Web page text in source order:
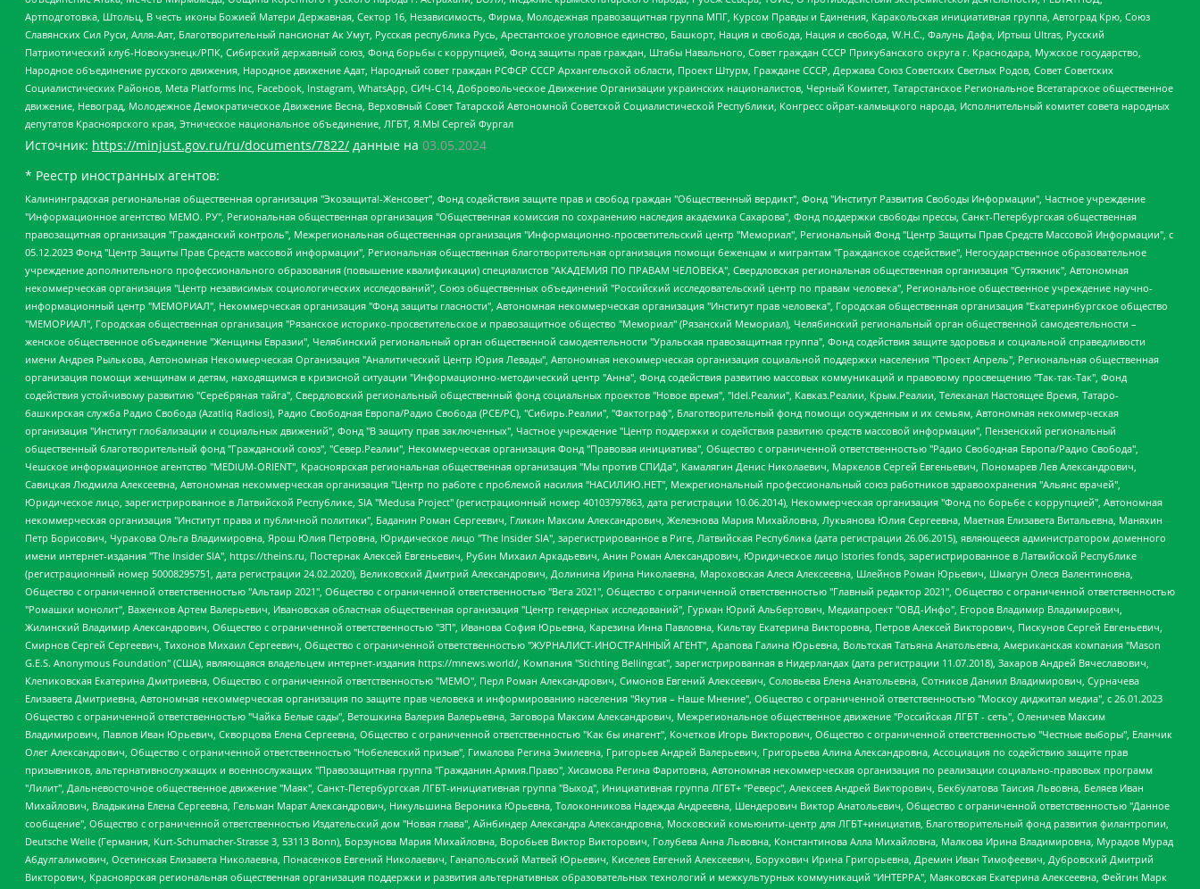
Артподготовка, Штольц, В честь иконы Божией Матери Державная, Сектор 16, Независимость, Фирма, Молодежная правозащитная группа МПГ, Курсом Правды и Единения, Каракольская инициативная группа, Автоград Крю, Союз
Славянских Сил Руси, Алля-Аят, Благотворительный пансионат Ак Умут, Русская республика Русь, Арестантское уголовное единство, Башкорт, Нация и свобода, Нация и свобода, W.H.С., Фалунь Дафа, Иртыш Ultras, Русский
Патриотический клуб-Новокузнецк/РПК, Сибирский державный союз, Фонд борьбы с коррупцией, Фонд защиты прав граждан, Штабы Навального, Совет граждан СССР Прикубанского округа г. Краснодара, Мужское государство,
Народное объединение русского движения, Народное движение Адат, Народный совет граждан РСФСР СССР Архангельской области, Проект Штурм, Граждане СССР, Держава Союз Советских Светлых Родов, Совет Советских
Социалистических Районов, Meta Platforms Inc, Facebook, Instagram, WhatsApp, СИЧ-С14, Добровольческое Движение Организации украинских националистов, Черный Комитет, Татарстанское Региональное Всетатарское общественное
движение, Невоград, Молодежное Демократическое Движение Весна, Верховный Совет Татарской Автономной Советской Социалистической Республики, Конгресс ойрат-калмыцкого народа, Исполнительный комитет совета народных
депутатов Красноярского края, Этническое национальное объединение, ЛГБТ, Я.МЫ Сергей Фургал
Источник: https://minjust.gov.ru/ru/documents/7822/ данные на 03.05.2024
* Реестр иностранных агентов:
Калининградская региональная общественная организация "Экозащита!-Женсовет", Фонд содействия защите прав и свобод граждан "Общественный вердикт", Фонд "Институт Развития Свободы Информации", Частное учреждение "Информационное агентство МЕМО. РУ", Региональная общественная организация "Общественная комиссия по сохранению наследия академика Сахарова", Фонд поддержки свободы прессы, Санкт-Петербургская общественная правозащитная организация "Гражданский контроль", Межрегиональная общественная организация "Информационно-просветительский центр "Мемориал", Региональный Фонд "Центр Защиты Прав Средств Массовой Информации", с 05.12.2023 Фонд "Центр Защиты Прав Средств массовой информации", Региональная общественная благотворительная организация помощи беженцам и мигрантам "Гражданское содействие", Негосударственное образовательное учреждение дополнительного профессионального образования (повышение квалификации) специалистов "АКАДЕМИЯ ПО ПРАВАМ ЧЕЛОВЕКА", Свердловская региональная общественная организация "Сутяжник", Автономная некоммерческая организация "Центр независимых социологических исследований", Союз общественных объединений "Российский исследовательский центр по правам человека", Региональное общественное учреждение научно-информационный центр "МЕМОРИАЛ", Некоммерческая организация "Фонд защиты гласности", Автономная некоммерческая организация "Институт прав человека", Городская общественная организация "Екатеринбургское общество "МЕМОРИАЛ", Городская общественная организация "Рязанское историко-просветительское и правозащитное общество "Мемориал" (Рязанский Мемориал), Челябинский региональный орган общественной самодеятельности – женское общественное объединение "Женщины Евразии", Челябинский региональный орган общественной самодеятельности "Уральская правозащитная группа", Фонд содействия защите здоровья и социальной справедливости имени Андрея Рылькова, Автономная Некоммерческая Организация "Аналитический Центр Юрия Левады", Автономная некоммерческая организация социальной поддержки населения "Проект Апрель", Региональная общественная организация помощи женщинам и детям, находящимся в кризисной ситуации "Информационно-методический центр "Анна", Фонд содействия развитию массовых коммуникаций и правовому просвещению "Так-так-Так", Фонд содействия устойчивому развитию "Серебряная тайга", Свердловский региональный общественный фонд социальных проектов "Новое время", "Idel.Реалии", Кавказ.Реалии, Крым.Реалии, Телеканал Настоящее Время, Татаро-башкирская служба Радио Свобода (Azatliq Radiosi), Радио Свободная Европа/Радио Свобода (PCE/PC), "Сибирь.Реалии", "Фактограф", Благотворительный фонд помощи осужденным и их семьям, Автономная некоммерческая организация "Институт глобализации и социальных движений", Фонд "В защиту прав заключенных", Частное учреждение "Центр поддержки и содействия развитию средств массовой информации", Пензенский региональный общественный благотворительный фонд "Гражданский союз", "Север.Реалии", Некоммерческая организация Фонд "Правовая инициатива", Общество с ограниченной ответственностью "Радио Свободная Европа/Радио Свобода", Чешское информационное агентство "MEDIUM-ORIENT", Красноярская региональная общественная организация "Мы против СПИДа", Камалягин Денис Николаевич, Маркелов Сергей Евгеньевич, Пономарев Лев Александрович, Савицкая Людмила Алексеевна, Автономная некоммерческая организация "Центр по работе с проблемой насилия "НАСИЛИЮ.НЕТ", Межрегиональный профессиональный союз работников здравоохранения "Альянс врачей", Юридическое лицо, зарегистрированное в Латвийской Республике, SIA "Medusa Project" (регистрационный номер 40103797863, дата регистрации 10.06.2014), Некоммерческая организация "Фонд по борьбе с коррупцией", Автономная некоммерческая организация "Институт права и публичной политики", Баданин Роман Сергеевич, Гликин Максим Александрович, Железнова Мария Михайловна, Лукьянова Юлия Сергеевна, Маетная Елизавета Витальевна, Маняхин Петр Борисович, Чуракова Ольга Владимировна, Ярош Юлия Петровна, Юридическое лицо "The Insider SIA", зарегистрированное в Риге, Латвийская Республика (дата регистрации 26.06.2015), являющееся администратором доменного имени интернет-издания "The Insider SIA", https://theins.ru, Постернак Алексей Евгеньевич, Рубин Михаил Аркадьевич, Анин Роман Александрович, Юридическое лицо Istories fonds, зарегистрированное в Латвийской Республике (регистрационный номер 50008295751, дата регистрации 24.02.2020), Великовский Дмитрий Александрович, Долинина Ирина Николаевна, Мароховская Алеся Алексеевна, Шлейнов Роман Юрьевич, Шмагун Олеся Валентиновна, Общество с ограниченной ответственностью "Альтаир 2021", Общество с ограниченной ответственностью "Вега 2021", Общество с ограниченной ответственностью "Главный редактор 2021", Общество с ограниченной ответственностью "Ромашки монолит", Важенков Артем Валерьевич, Ивановская областная общественная организация "Центр гендерных исследований", Гурман Юрий Альбертович, Медиапроект "ОВД-Инфо", Егоров Владимир Владимирович, Жилинский Владимир Александрович, Общество с ограниченной ответственностью "ЗП", Иванова София Юрьевна, Карезина Инна Павловна, Кильтау Екатерина Викторовна, Петров Алексей Викторович, Пискунов Сергей Евгеньевич, Смирнов Сергей Сергеевич, Тихонов Михаил Сергеевич, Общество с ограниченной ответственностью "ЖУРНАЛИСТ-ИНОСТРАННЫЙ АГЕНТ", Арапова Галина Юрьевна, Вольтская Татьяна Анатольевна, Американская компания "Mason G.E.S. Anonymous Foundation" (США), являющаяся владельцем интернет-издания https://mnews.world/, Компания "Stichting Bellingcat", зарегистрированная в Нидерландах (дата регистрации 11.07.2018), Захаров Андрей Вячеславович, Клепиковская Екатерина Дмитриевна, Общество с ограниченной ответственностью "МЕМО", Перл Роман Александрович, Симонов Евгений Алексеевич, Соловьева Елена Анатольевна, Сотников Даниил Владимирович, Сурначева Елизавета Дмитриевна, Автономная некоммерческая организация по защите прав человека и информированию населения "Якутия – Наше Мнение", Общество с ограниченной ответственностью "Москоу диджитал медиа", с 26.01.2023 Общество с ограниченной ответственностью "Чайка Белые сады", Ветошкина Валерия Валерьевна, Заговора Максим Александрович, Межрегиональное общественное движение "Российская ЛГБТ - сеть", Оленичев Максим Владимирович, Павлов Иван Юрьевич, Скворцова Елена Сергеевна, Общество с ограниченной ответственностью "Как бы инагент", Кочетков Игорь Викторович, Общество с ограниченной ответственностью "Честные выборы", Еланчик Олег Александрович, Общество с ограниченной ответственностью "Нобелевский призыв", Гималова Регина Эмилевна, Григорьев Андрей Валерьевич, Григорьева Алина Александровна, Ассоциация по содействию защите прав призывников, альтернативнослужащих и военнослужащих "Правозащитная группа "Гражданин.Армия.Право", Хисамова Регина Фаритовна, Автономная некоммерческая организация по реализации социально-правовых программ "Лилит", Дальневосточное общественное движение "Маяк", Санкт-Петербургская ЛГБТ-инициативная группа "Выход", Инициативная группа ЛГБТ+ "Реверс", Алексеев Андрей Викторович, Бекбулатова Таисия Львовна, Беляев Иван Михайлович, Владыкина Елена Сергеевна, Гельман Марат Александрович, Никульшина Вероника Юрьевна, Толоконникова Надежда Андреевна, Шендерович Виктор Анатольевич, Общество с ограниченной ответственностью "Данное сообщение", Общество с ограниченной ответственностью Издательский дом "Новая глава", Айнбиндер Александра Александровна, Московский комьюнити-центр для ЛГБТ+инициатив, Благотворительный фонд развития филантропии, Deutsche Welle (Германия, Kurt-Schumacher-Strasse 3, 53113 Bonn), Борзунова Мария Михайловна, Воробьев Виктор Викторович, Голубева Анна Львовна, Константинова Алла Михайловна, Малкова Ирина Владимировна, Мурадов Мурад Абдулгалимович, Осетинская Елизавета Николаевна, Понасенков Евгений Николаевич, Ганапольский Матвей Юрьевич, Киселев Евгений Алексеевич, Борухович Ирина Григорьевна, Дремин Иван Тимофеевич, Дубровский Дмитрий Викторович, Красноярская региональная общественная организация поддержки и развития альтернативных образовательных технологий и межкультурных коммуникаций "ИНТЕРРА", Маяковская Екатерина Алексеевна, Фейгин Марк Захарович, Филимонов Андрей Викторович, Дзугкоева Регина Николаевна, Доброхотов Роман Александрович, Дудь Юрий Александрович, Елкин Сергей Владимирович, Кругликов Кирилл Игоревич, Сабунаева Мария Леонидовна, Семенов Алексей Владимирович, Шаинян Карен Багратович, Шульман Екатерина Михайловна, Асафьев Артур Валерьевич, Вахштайн Виктор Семенович, Венедиктов Алексей Алексеевич, Лушникова Екатерина Евгеньевна, Волков Леонид Михайлович, Невзоров Александр Глебович, Пархоменко Сергей Борисович, Сироткин Ярослав Николаевич, Кара-Мурза Владимир Владимирович, Баранова Наталья Владимировна, Гозман Леонид Яковлевич, Кагарлицкий Борис Юльевич, Климарев Михаил Валерьевич, Милов Владимир Станиславович, Автономная некоммерческая организация Краснодарский центр современного искусства "Типография", Моргенштерн Алишер Тагирович, Соболь Любовь Эдуардовна, Общество с ограниченной ответственностью "ЛИЗА НОРМ", Каспаров Гарри Кимович, Ходорковский Михаил Борисович, Общество с ограниченной ответственностью "Апрельские тезисы", Данилович Ирина Брониславовна, Кашин Олег Владимирович, Петров Николай Владимирович, Пивоваров Алексей Владимирович, Соколов Михаил Владимирович, Цветкова Юлия Владимировна, Чичваркин Евгений Александрович, Комитет против пыток/Команда против пыток, Общество с ограниченной ответственностью "Первый научный", Общество с ограниченной ответственностью "Вертолет и ко", Белоцерковская Вероника Борисовна, Кац Максим Евгеньевич, Лазарева Татьяна Юрьевна, Шаведдинов Руслан Табризович, Яшин Илья Валерьевич, Общество с ограниченной ответственностью "Иноагент ААВ", Алешковский Дмитрий Петрович, Альбац Евгения Марковна, Быков Дмитрий Львович, Галямина Юлия Евгеньевна, Лойко Сергей Леонидович, Мартынов Кирилл Константинович, Медведев Сергей Александрович, Крашенинников Федор Геннадиевич, Гордеева Катерина Вл